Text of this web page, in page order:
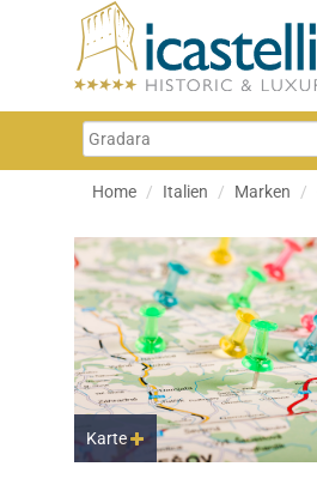
Home Italien Marken
Karte